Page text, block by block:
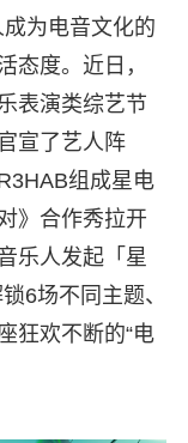
为电音文化的
态度。近日，
表演类综艺节
宣了艺人阵
组成星电
》合作秀拉开
乐人发起「星
6场不同主题、
狂欢不断的“电